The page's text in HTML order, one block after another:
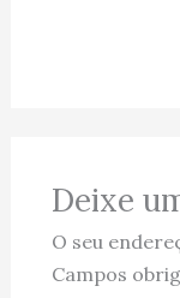
Deixe
O seu
Campos